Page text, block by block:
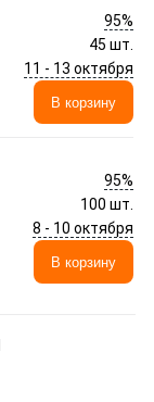
95%
45 шт.
11 - 13 октября
В корзину
95%
100 шт.
8 - 10 октября
В корзину